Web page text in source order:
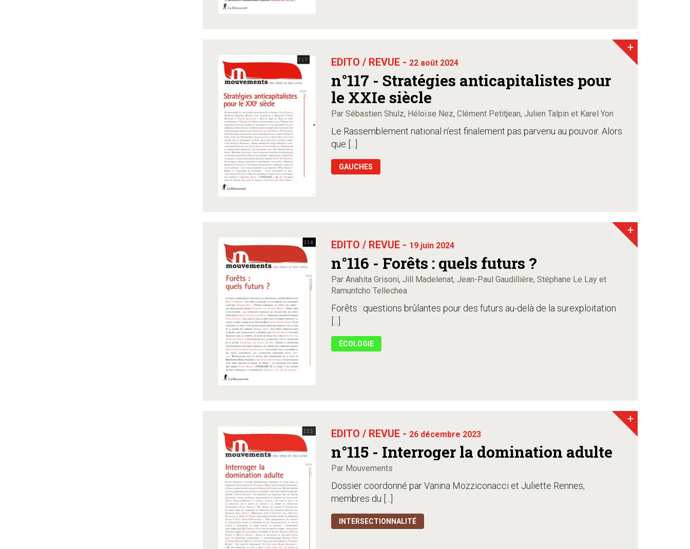
EDITO / REVUE - 22 août 2024
n°117 - Stratégies anticapitalistes pour
le XXIe siècle
Par Sébastien Shulz, Héloïse Nez, Clément Petitjean, Julien Talpin et Karel Yon
Le Rassemblement national n’est finalement pas parvenu au pouvoir. Alors
que [...]
GAUCHES
+
EDITO / REVUE - 19 juin 2024
n°116 - Forêts : quels futurs ?
Par Anahita Grisoni, Jill Madelenat, Jean-Paul Gaudillière, Stéphane Le Lay et
Ramuntcho Tellechea
Forêts : questions brûlantes pour des futurs au-delà de la surexploitation
[...]
ÉCOLOGIE
+
EDITO / REVUE - 26 décembre 2023
n°115 - Interroger la domination adulte
Par Mouvements
Dossier coordonné par Vanina Mozziconacci et Juliette Rennes,
membres du [...]
INTERSECTIONNALITÉ
+